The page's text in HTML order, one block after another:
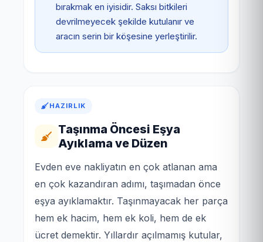
bırakmak en iyisidir. Saksı bitkileri
devrilmeyecek şekilde kutulanır ve
aracın serin bir köşesine yerleştirilir.
HAZIRLIK
Taşınma Öncesi Eşya
Ayıklama ve Düzen
Evden eve nakliyatın en çok atlanan ama
en çok kazandıran adımı, taşımadan önce
eşya ayıklamaktır. Taşınmayacak her parça
hem ek hacim, hem ek koli, hem de ek
ücret demektir. Yıllardır açılmamış kutular,